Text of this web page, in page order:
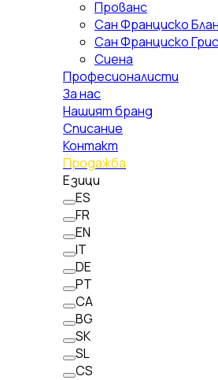
Прованс
Сан Франциско
Сан Франциско Грис
Сиена
Професионалисти
За нас
Нашият бранд
Списание
Контакт
Продажба
Езици
ES
FR
EN
IT
DE
PT
CA
BG
SK
SL
CS